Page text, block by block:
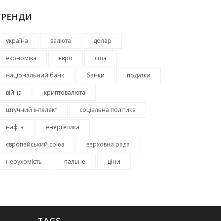
україна валюта долар
економіка євро сша
національний банк банки податки
війна криптовалюта
штучний інтелект соціальна політика
нафта енергетика
європейський союз верховна рада
нерухомість пальне ціни